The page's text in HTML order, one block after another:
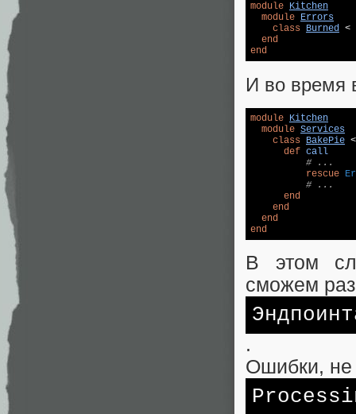
module Kitchen
module Errors
class
Burned <
end
end
И во время
module Kitchen
module Services
class
BakePie
def call
# ...
rescue
# ...
end
end
end
end
В этом
сможем
.
Ошибки, не